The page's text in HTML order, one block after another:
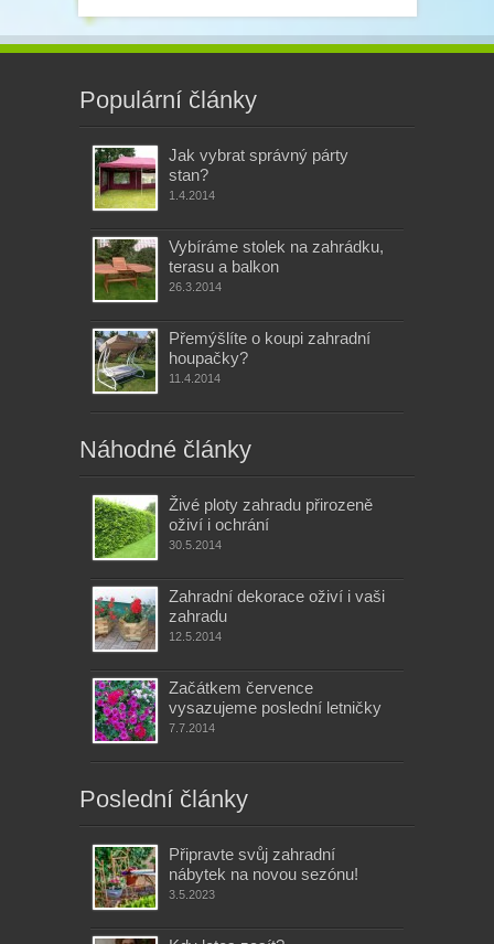
Populární články
Jak vybrat správný párty
stan?
1.4.2014
Vybíráme stolek na zahrádku,
terasu a balkon
26.3.2014
Přemýšlíte o koupi zahradní
houpačky?
11.4.2014
Náhodné články
Živé ploty zahradu přirozeně
oživí i ochrání
30.5.2014
Zahradní dekorace oživí i vaši
zahradu
12.5.2014
Začátkem července
vysazujeme poslední letničky
7.7.2014
Poslední články
Připravte svůj zahradní
nábytek na novou sezónu!
3.5.2023